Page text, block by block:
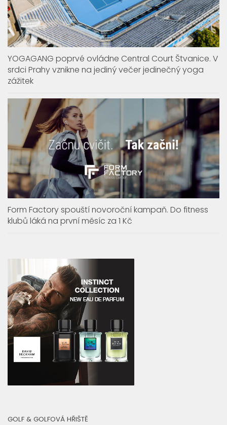
YOGAGANG poprvé ovládne Central Court Štvanice. V
srdci Prahy vznikne na jediný večer jedinečný yoga
zážitek
Form Factory spouští novoroční kampaň. Do fitness
klubů láká na první měsíc za 1 Kč
GOLF & GOLFOVÁ HŘIŠTĚ